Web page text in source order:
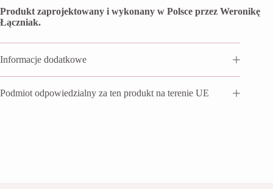
Produkt zaprojektowany i wykonany w Polsce przez Weronikę
Łączniak.
Informacje dodatkowe
Podmiot odpowiedzialny za ten produkt na terenie UE